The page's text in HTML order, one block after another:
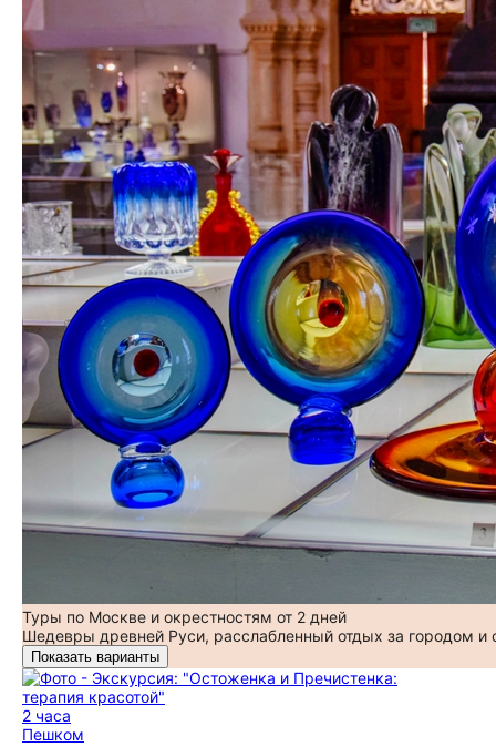
Туры по Москве и окрестностям от 2 дней
Шедевры древней Руси, расслабленный отдых за городом
Показать варианты
2 часа
Пешком